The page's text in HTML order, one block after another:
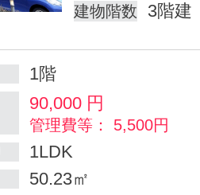
建物階数 3階建
1階
90,000 円
管理費等： 5,500円
1LDK
50.23㎡